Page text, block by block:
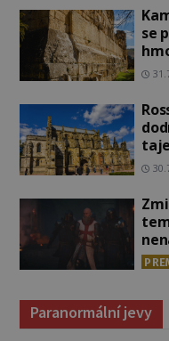
se
Paranormální jevy